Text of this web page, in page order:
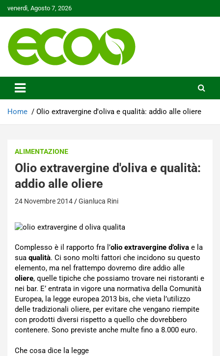
to
venerdì, Agosto 7, 2026
Ecoo.it
Home Olio extravergine d'oliva e qualità: addio alle oliere
ALIMENTAZIONE
Olio extravergine d'oliva e qualità:
addio alle oliere
24 Novembre 2014 Gianluca Rini
Complesso è il rapporto fra l’olio extravergine d’oliva e la
sua qualità. Ci sono molti fattori che incidono su questo
elemento, ma nel frattempo dovremo dire addio alle
oliere, quelle tipiche che possiamo trovare nei ristoranti e
nei bar. E’ entrata in vigore una normativa della Comunità
Europea, la legge europea 2013 bis, che vieta l’utilizzo
delle tradizionali oliere, per evitare che vengano riempite
con prodotti diversi rispetto a quello che dovrebbero
contenere. Sono previste anche multe fino a 8.000 euro.
Che cosa dice la legge